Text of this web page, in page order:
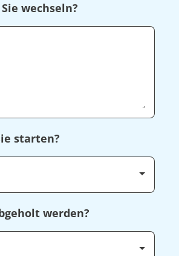
wechseln?
starten?
werden?